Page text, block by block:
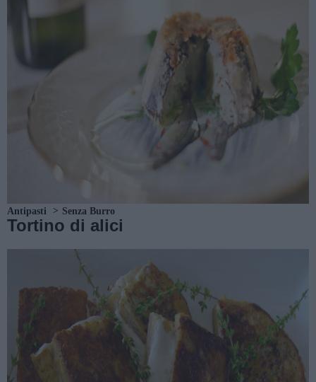
Antipasti Senza Burro
Tortino di alici